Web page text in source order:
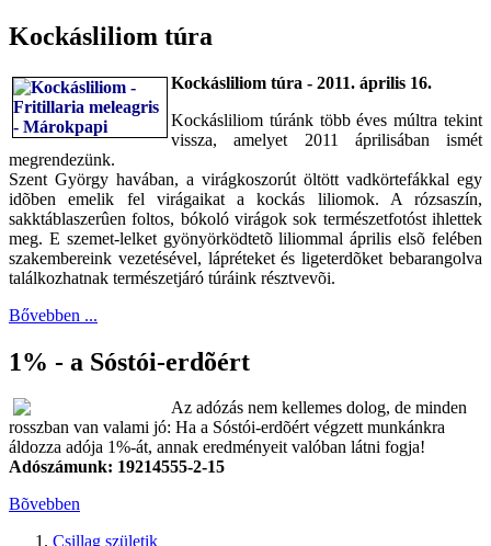
Kockásliliom túra
Kockásliliom túra - 2011. április 16.
Kockásliliom túránk több éves múltra tekint
vissza, amelyet 2011 áprilisában ismét
megrendezünk.
Szent György havában, a virágkoszorút öltött vadkörtefákkal egy
idõben emelik fel virágaikat a kockás liliomok. A rózsaszín,
sakktáblaszerûen foltos, bókoló virágok sok természetfotóst ihlettek
meg. E szemet-lelket gyönyörködtetõ liliommal április elsõ felében
szakembereink vezetésével, lápréteket és ligeterdõket bebarangolva
találkozhatnak természetjáró túráink résztvevõi.
Bővebben ...
1% - a Sóstói-erdõért
Az adózás nem kellemes dolog, de minden
rosszban van valami jó: Ha a Sóstói-erdõért végzett munkánkra
áldozza adója 1%-át, annak eredményeit valóban látni fogja!
Adószámunk: 19214555-2-15
Bõvebben
Csillag születik